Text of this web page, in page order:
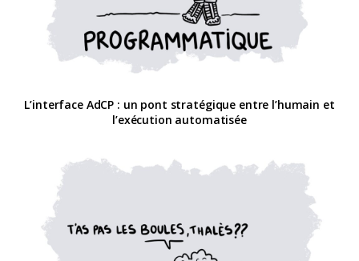
L’interface AdCP : un pont stratégique entre l’humain et
l’exécution automatisée